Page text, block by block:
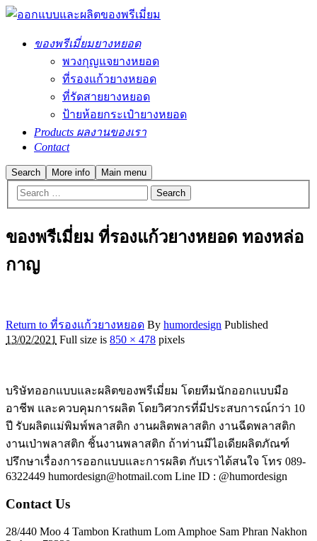
ของพรีเมี่ยมยางหยอด
พวงกุญแจยางหยอด
ที่รองแก้วยางหยอด
ที่รัดสายยางหยอด
ป้ายห้อยกระเป๋ายางหยอด
Products ผลงานของเรา
Contact
Search More info Main menu
ของพรีเมี่ยม ที่รองแก้วยางหยอด ทองหล่อ
กาญ
Return to ที่รองแก้วยางหยอด By humordesign Published
13/02/2021 Full size is 850 × 478 pixels
บริษัทออกแบบและผลิตของพรีเมี่ยม โดยทีมนักออกแบบมือ
อาชีพ และควบคุมการผลิต โดยวิศวกรที่มีประสบการณ์กว่า 10
ปี รับผลิตแม่พิมพ์พลาสติก งานผลิตพลาสติก งานฉีดพลาสติก
งานเป่าพลาสติก ชิ้นงานพลาสติก ถ้าท่านมีไอเดียผลิตภัณฑ์
ปรึกษาเรื่องการออกแบบและการผลิต กับเราได้สนใจ โทร 089-
6322449 humordesign@hotmail.com Line ID : @humordesign
Contact Us
28/440 Moo 4 Tambon Krathum Lom Amphoe Sam Phran Nakhon